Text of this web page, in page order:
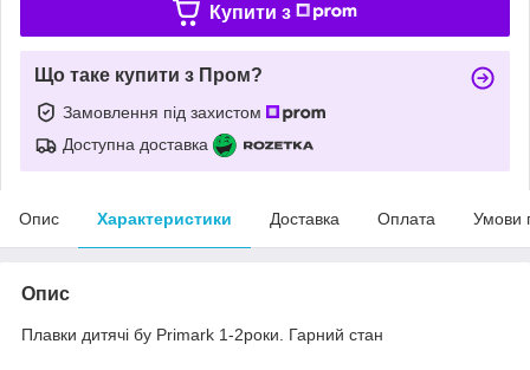
Купити з
Що таке купити з Пром?
Замовлення під захистом
Доступна доставка
Опис Характеристики Доставка Оплата Умови
Опис
Плавки дитячі бу Primark 1-2роки. Гарний стан